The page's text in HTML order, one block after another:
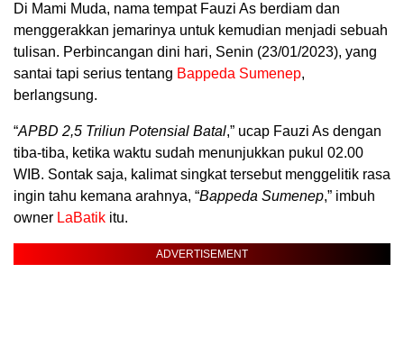
Di Mami Muda, nama tempat Fauzi As berdiam dan
menggerakkan jemarinya untuk kemudian menjadi sebuah
tulisan. Perbincangan dini hari, Senin (23/01/2023), yang
santai tapi serius tentang Bappeda Sumenep,
berlangsung.
“APBD 2,5 Triliun Potensial Batal,” ucap Fauzi As dengan
tiba-tiba, ketika waktu sudah menunjukkan pukul 02.00
WIB. Sontak saja, kalimat singkat tersebut menggelitik rasa
ingin tahu kemana arahnya, “Bappeda Sumenep,” imbuh
owner LaBatik itu.
ADVERTISEMENT